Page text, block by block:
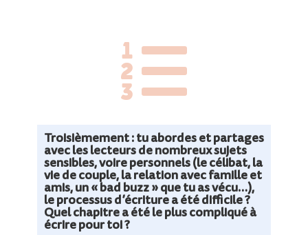

Troisièmement : tu abordes et partages
avec les lecteurs de nombreux sujets
sensibles, voire personnels (le célibat, la
vie de couple, la relation avec famille et
amis, un « bad buzz » que tu as vécu…),
le processus d’écriture a été difficile ?
Quel chapitre a été le plus compliqué à
écrire pour toi ?